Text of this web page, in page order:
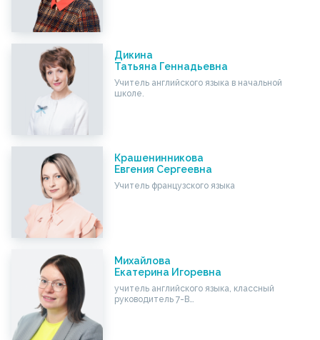
Дикина
Татьяна Геннадьевна
Учитель английского языка в начальной
школе.
Крашенинникова
Евгения Сергеевна
Учитель французского языка
Михайлова
Екатерина Игоревна
учитель английского языка, классный
руководитель 7-В…